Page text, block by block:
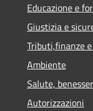
Educazione e
Giustizia e
Tributi,finanze
Ambiente
Salute,
Autorizzazioni